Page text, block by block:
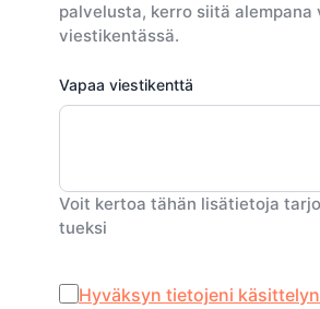
palvelusta, kerro siitä alempana
viestikentässä.
Vapaa viestikenttä
Voit kertoa tähän lisätietoja
tueksi
Hyväksyn tietojeni käsittelyn